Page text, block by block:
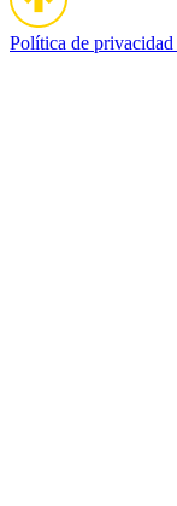
Política de privacidad